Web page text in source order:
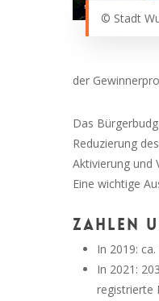
© Stadt
der
Das
Reduzierung
Aktivierung und
Eine wichtige
Zahlen
In 2019:
In 2021:
registrierte